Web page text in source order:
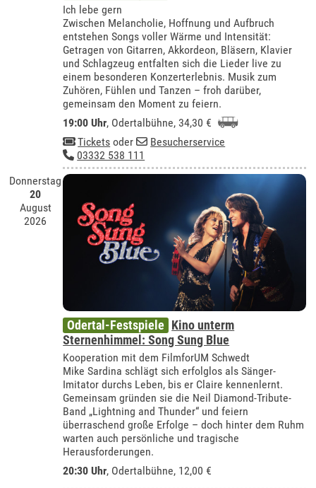
Ich lebe gern
Zwischen Melancholie, Hoffnung und Aufbruch
entstehen Songs voller Wärme und Intensität:
Getragen von Gitarren, Akkordeon, Bläsern, Klavier
und Schlagzeug entfalten sich die Lieder live zu
einem besonderen Konzerterlebnis. Musik zum
Zuhören, Fühlen und Tanzen – froh darüber,
gemeinsam den Moment zu feiern.
19:00 Uhr, Odertalbühne, 34,30 €
Tickets oder
Besucherservice
03332 538 111
Donnerstag
20
August
2026
Odertal-Festspiele Kino unterm
Sternenhimmel: Song Sung Blue
Kooperation mit dem FilmforUM Schwedt
Mike Sardina schlägt sich erfolglos als Sänger-
Imitator durchs Leben, bis er Claire kennenlernt.
Gemeinsam gründen sie die Neil Diamond-Tribute-
Band „Lightning and Thunder“ und feiern
überraschend große Erfolge – doch hinter dem Ruhm
warten auch persönliche und tragische
Herausforderungen.
20:30 Uhr, Odertalbühne, 12,00 €